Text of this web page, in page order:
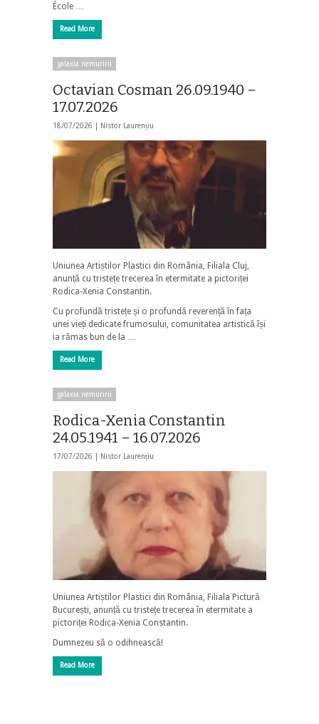
École …
Read More
galaxia nemuririi
Octavian Cosman 26.09.1940 –
17.07.2026
18/07/2026 | Nistor Laurențiu
Uniunea Artiștilor Plastici din România, Filiala Cluj,
anunță cu tristețe trecerea în etermitate a pictoriței
Rodica-Xenia Constantin.
Cu profundă tristețe și o profundă reverență în fața
unei vieți dedicate frumosului, comunitatea artistică își
ia rămas bun de la …
Read More
galaxia nemuririi
Rodica-Xenia Constantin
24.05.1941 – 16.07.2026
17/07/2026 | Nistor Laurențiu
Uniunea Artiștilor Plastici din România, Filiala Pictură
București, anunță cu tristețe trecerea în etermitate a
pictoriței Rodica-Xenia Constantin.
Dumnezeu să o odihnească!
Read More